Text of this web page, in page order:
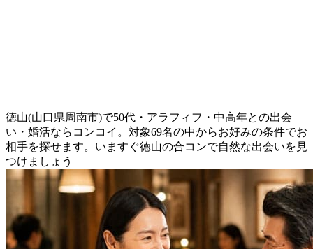
徳山(山口県周南市)で50代・アラフィフ・中高年との出会
い・婚活ならコンコイ。対象69名の中からお好みの条件でお
相手を探せます。いますぐ徳山の合コンで自然な出会いを見
つけましょう